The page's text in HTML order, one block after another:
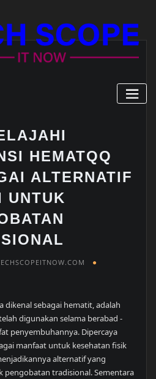
HEMATQQ
ALTERNATIF
UNTUK
dikenal sebagai hematit, adalah
digunakan selama berabad -
penyembuhannya. Dipercaya
manfaat untuk kesehatan fisik
alternatif yang
pengobatan tradisional. Sementara